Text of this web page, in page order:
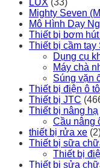
LUX (33)
Mighty Seven
Mô Hình Dạy
Thiết bị bơm
Thiết bị cầm tay
Dụng cụ
Máy chà
Súng vặn
Thiết bị điện ô tô
Thiết bị JTC
Thiết bị nâng hạ
Cầu nâng
thiết bị rửa xe
Thiết bị sữa
Thiết bị
Thiết bị sửa